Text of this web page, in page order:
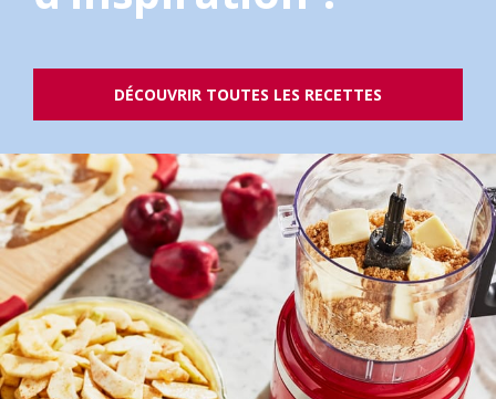
DÉCOUVRIR TOUTES LES RECETTES